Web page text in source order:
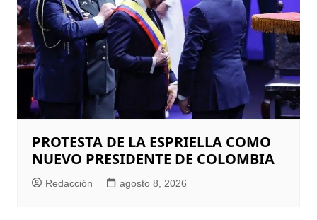
PROTESTA DE LA ESPRIELLA COMO
NUEVO PRESIDENTE DE COLOMBIA
Redacción agosto 8, 2026